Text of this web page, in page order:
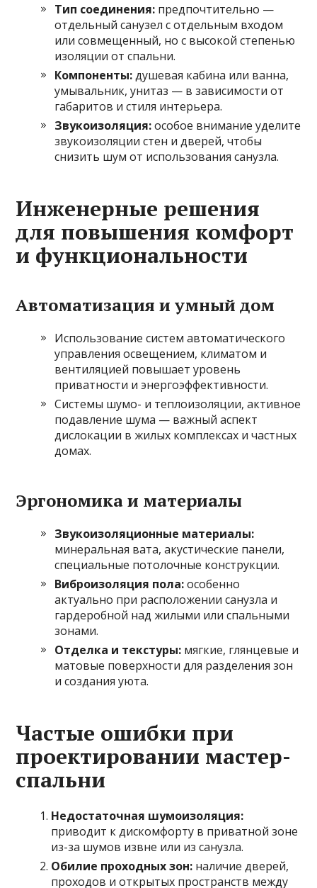
Тип соединения: предпочтительно —
отдельный санузел с отдельным входом
или совмещенный, но с высокой степенью
изоляции от спальни.
Компоненты:душевая кабина или ванна,
умывальник, унитаз — в зависимости от
габаритов и стиля интерьера.
Звукоизоляция:особое внимание уделите
звукоизоляции стен и дверей, чтобы
снизить шум от использования санузла.
Инженерные решения
для повышения комфорт
и функциональности
Автоматизация и умный дом
Использование систем автоматического
управления освещением, климатом и
вентиляцией повышает уровень
приватности и энергоэффективности.
Системы шумо- и теплоизоляции, активное
подавление шума — важный аспект
дислокации в жилых комплексах и частных
домах.
Эргономика и материалы
Звукоизоляционные материалы:
минеральная вата, акустические панели,
специальные потолочные конструкции.
Виброизоляция пола:особенно
актуально при расположении санузла и
гардеробной над жилыми или спальными
зонами.
Отделка и текстуры: мягкие, глянцевые и
матовые поверхности для разделения зон
и создания уюта.
Частые ошибки при
проектировании мастер-
спальни
Недостаточная шумоизоляция:
приводит к дискомфорту в приватной зоне
из-за шумов извне или из санузла.
Обилие проходных зон: наличие дверей,
проходов и открытых пространств между